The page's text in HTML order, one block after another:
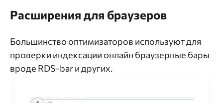
Расширения для браузеров
Большинство оптимизаторов используют для
проверки индексации онлайн браузерные бары
вроде RDS-bar и других.